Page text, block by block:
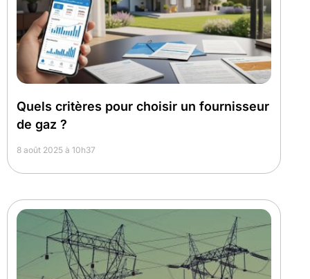
Quels critères pour choisir un fournisseur
de gaz ?
8 août 2025 à 10h37